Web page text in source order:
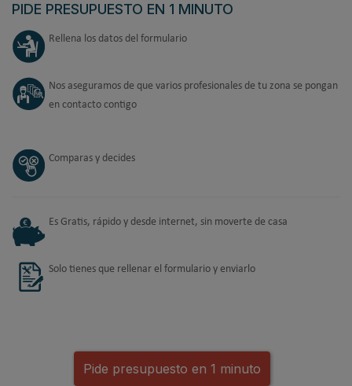
PIDE PRESUPUESTO EN 1 MINUTO
Rellena los datos del formulario
Nos aseguramos de que varios profesionales de tu zona se pongan
en contacto contigo
Comparas y decides
Es Gratis, rápido y desde internet, sin moverte de casa
Solo tienes que rellenar el formulario y enviarlo
Pide presupuesto en 1 minuto